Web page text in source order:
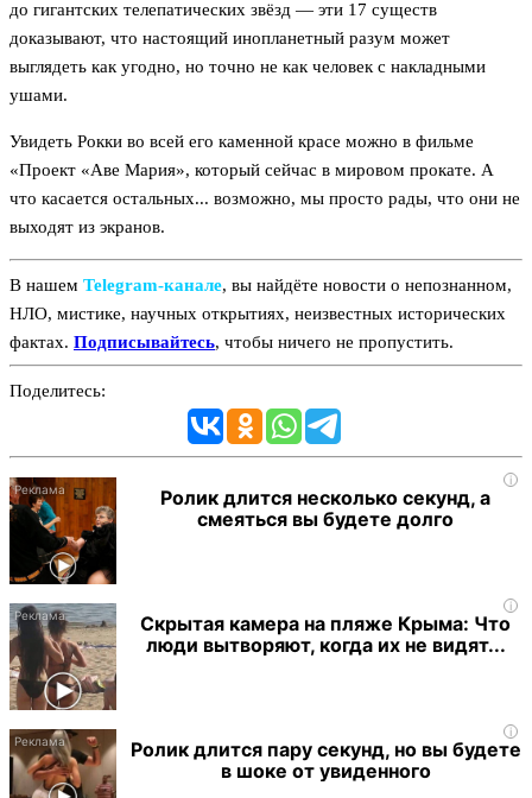
до гигантских телепатических звёзд — эти 17 существ
доказывают, что настоящий инопланетный разум может
выглядеть как угодно, но точно не как человек с накладными
ушами.
Увидеть Рокки во всей его каменной красе можно в фильме
«Проект «Аве Мария», который сейчас в мировом прокате. А
что касается остальных... возможно, мы просто рады, что они не
выходят из экранов.
В нашем Telegram‑канале, вы найдёте новости о непознанном,
НЛО, мистике, научных открытиях, неизвестных исторических
фактах. Подписывайтесь, чтобы ничего не пропустить.
Поделитесь:
i
Ролик длится несколько секунд, а
смеяться вы будете долго
i
Скрытая камера на пляже Крыма: Что
люди вытворяют, когда их не видят...
i
Ролик длится пару секунд, но вы будете
в шоке от увиденного